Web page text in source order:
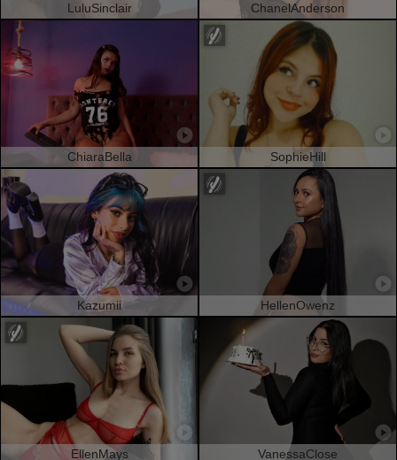
LuluSinclair ChanelAnderson
ChiaraBella SophieHill
Kazumii HellenOwenz
EllenMays VanessaClose